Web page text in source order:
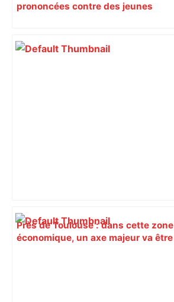
prononcées contre des jeunes
Près de Toulouse : dans cette zone
économique, un axe majeur va être